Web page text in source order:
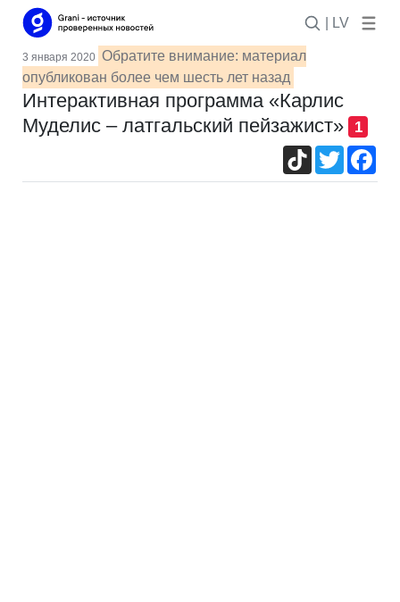
| LV
3 января 2020 Обратите внимание: материал
опубликован более чем шесть лет назад
Интерактивная программа «Карлис
Муделис – латгальский пейзажист»
1
TikTokTwitter